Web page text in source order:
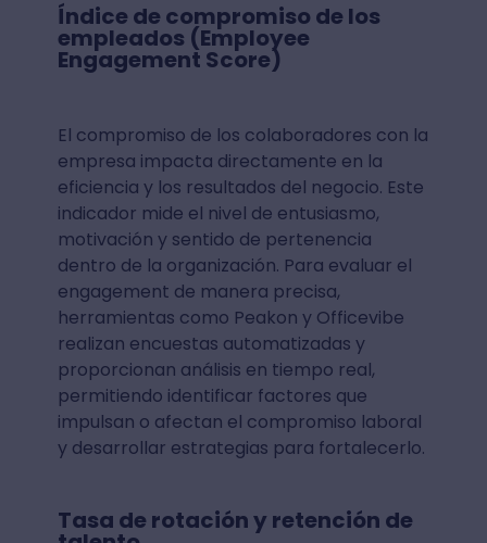
Índice de compromiso de los
empleados (Employee
Engagement Score)
El compromiso de los colaboradores con la
empresa impacta directamente en la
eficiencia y los resultados del negocio. Este
indicador mide el nivel de entusiasmo,
motivación y sentido de pertenencia
dentro de la organización. Para evaluar el
engagement de manera precisa,
herramientas como Peakon y Officevibe
realizan encuestas automatizadas y
proporcionan análisis en tiempo real,
permitiendo identificar factores que
impulsan o afectan el compromiso laboral
y desarrollar estrategias para fortalecerlo.
Tasa de rotación y retención de